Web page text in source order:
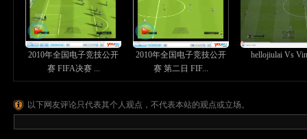
2010年全国电子竞技公开
赛 FIFA决赛 ...
2010年全国电子竞技公开
赛 第二日 FIF...
hellojiulai Vs
以下网友评论只代表其个人观点，不代表本站的观点或立场。